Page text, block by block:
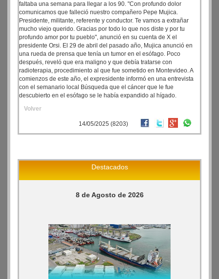
faltaba una semana para llegar a los 90. "Con profundo dolor
comunicamos que falleció nuestro compañero Pepe Mujica.
Presidente, militante, referente y conductor. Te vamos a extrañar
mucho viejo querido. Gracias por todo lo que nos diste y por tu
profundo amor por tu pueblo", anunció en su cuenta de X el
presidente Orsi. El 29 de abril del pasado año, Mujica anunció en
una rueda de prensa que tenía un tumor en el esófago. Poco
después, reveló que era maligno y que debía tratarse con
radioterapia, procedimiento al que fue sometido en Montevideo. A
comienzos de este año, el expresidente informó en una entrevista
con el semanario local Búsqueda que el cáncer que le fue
descubierto en el esófago se le había expandido al hígado.
Volver
14/05/2025 (8203)
Destacados
8 de Agosto de 2026